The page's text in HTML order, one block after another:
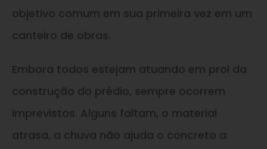
objetivo comum em sua primeira vez em um
canteiro de obras.
Embora todos estejam atuando em prol da
construção do prédio, sempre ocorrem
imprevistos. Alguns faltam, o material
atrasa, a chuva não ajuda o concreto a